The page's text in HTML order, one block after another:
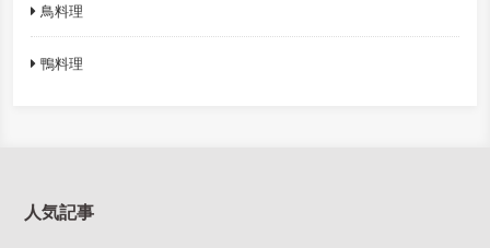
鳥料理
鴨料理
人気記事